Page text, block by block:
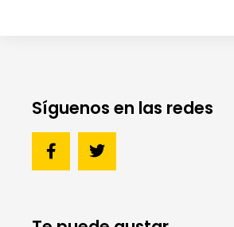
Síguenos en las redes